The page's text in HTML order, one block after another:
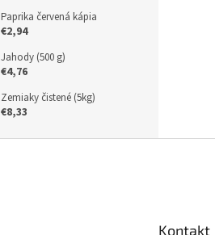
Paprika červená kápia
€2,94
Jahody (500 g)
€4,76
Zemiaky čistené (5kg)
€8,33
Kontakt